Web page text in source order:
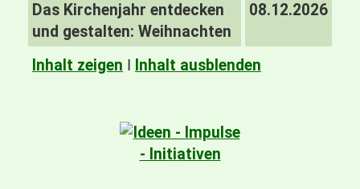
Das Kirchenjahr entdecken
und gestalten: Weihnachten
08.12.2026
Inhalt zeigen I Inhalt ausblenden